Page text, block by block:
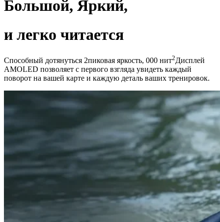
Большой, Яркий,
и легко читается
Способный дотянуться 2пиковая яркость, 000 нит2Дисплей
AMOLED позволяет с первого взгляда увидеть каждый
поворот на вашей карте и каждую деталь ваших тренировок.